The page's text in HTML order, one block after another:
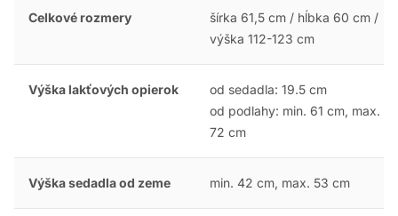
Celkové rozmery
šírka 61,5 cm / hĺbka 60 cm /
výška 112-123 cm
Výška lakťových opierok
od sedadla: 19.5 cm
od podlahy: min. 61 cm, max.
72 cm
Výška sedadla od zeme min. 42 cm, max. 53 cm